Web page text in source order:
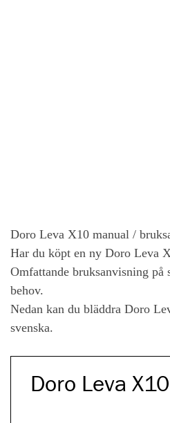
Doro Leva X10 manual /
Har du köpt en ny Doro Leva
Omfattande bruksanvisning
behov.
Nedan kan du bläddra Doro
svenska.